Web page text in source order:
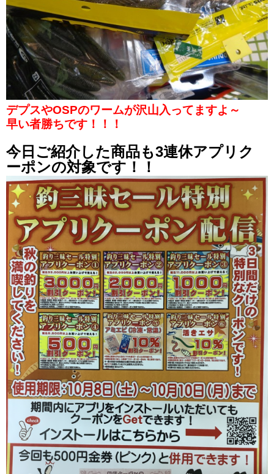
デプスやOSPのワームが沢山入ってますよ～
早い者勝ちです！！！
今日ご紹介した商品も3連休アプリク
ーポンの対象です！！